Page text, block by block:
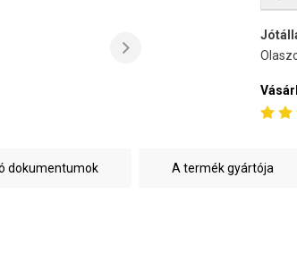
dokumentumok A termék gyártója